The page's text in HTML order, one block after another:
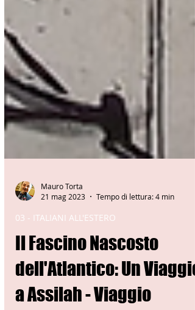
Mauro Torta
03 - ITALIANI ALL'ESTERO
Il Fascino Nascosto
dell'Atlantico: Un Viaggio